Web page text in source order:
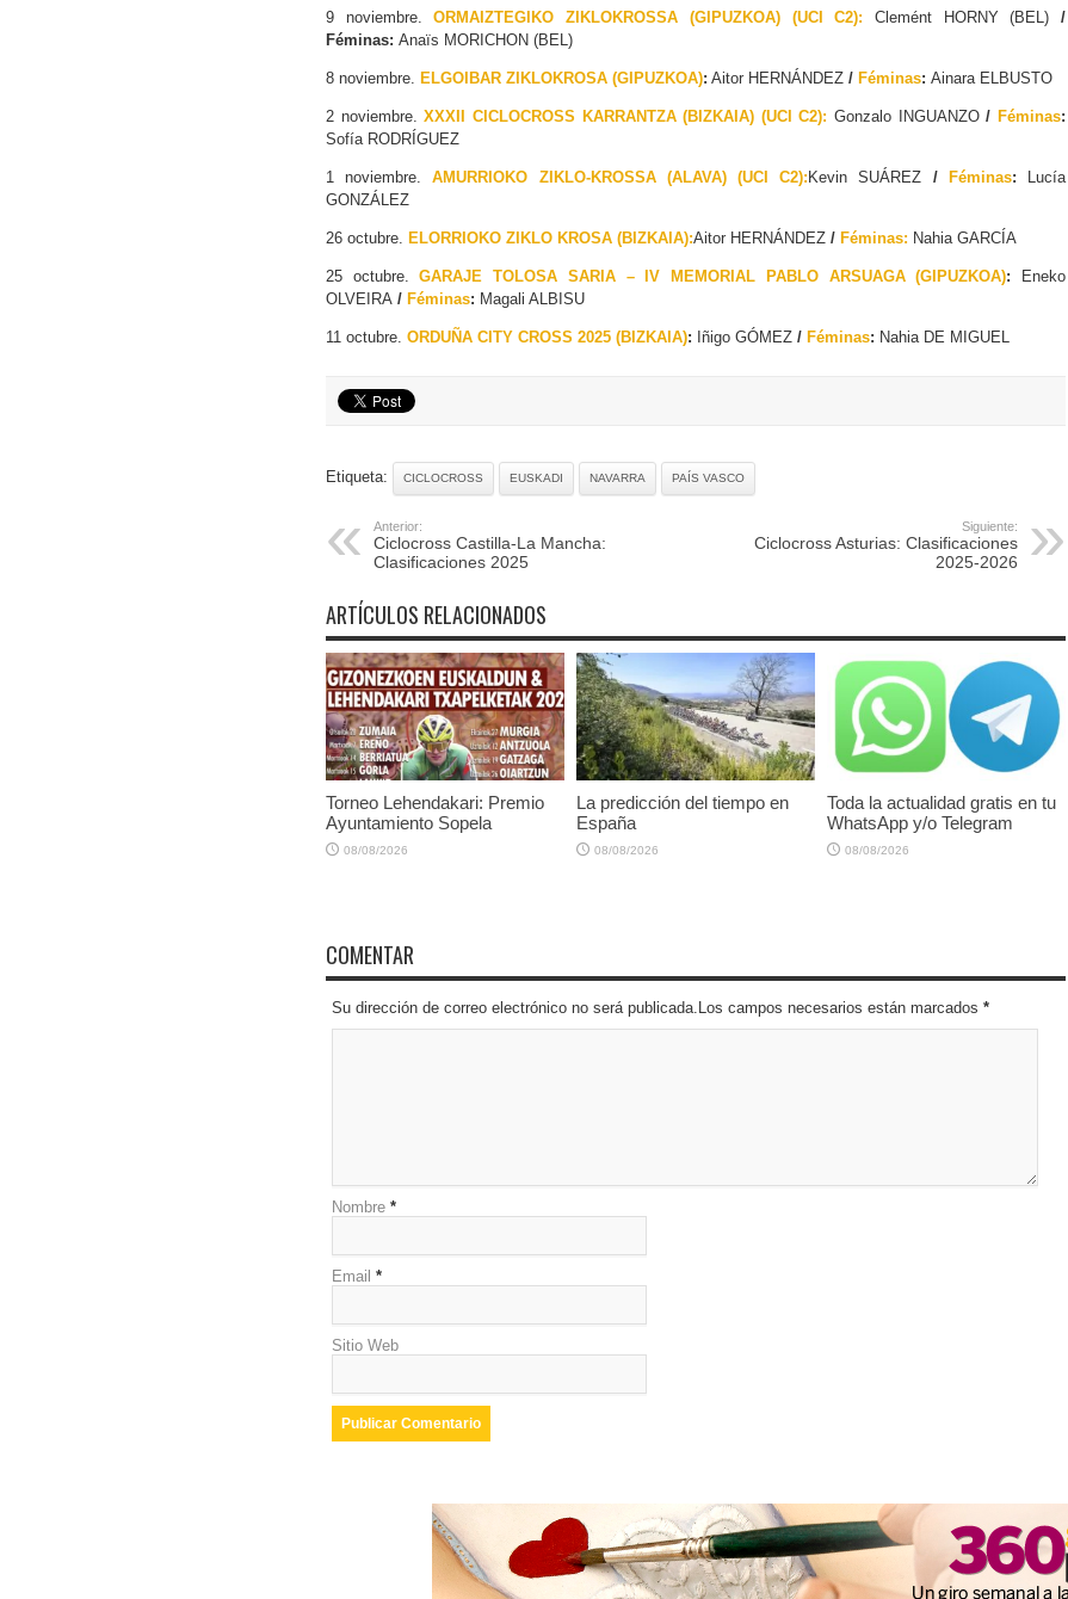
9 noviembre.ORMAIZTEGIKO ZIKLOKROSSA (GIPUZKOA) (UCI C2): Clemént HORNY (BEL) /
Féminas: Anaïs MORICHON (BEL)
8 noviembre. ELGOIBAR ZIKLOKROSA (GIPUZKOA): Aitor HERNÁNDEZ / Féminas: Ainara ELBUSTO
2 noviembre.XXXII CICLOCROSS KARRANTZA (BIZKAIA) (UCI C2): Gonzalo INGUANZO/ Féminas:
Sofía RODRÍGUEZ
1 noviembre.AMURRIOKO ZIKLO-KROSSA (ALAVA) (UCI C2): Kevin SUÁREZ / Féminas:
Lucía
GONZÁLEZ
26 octubre. ELORRIOKO ZIKLO KROSA (BIZKAIA):Aitor HERNÁNDEZ / Féminas: Nahia GARCÍA
25 octubre.GARAJE TOLOSA SARIA – IV MEMORIAL PABLO ARSUAGA (GIPUZKOA):
Eneko
OLVEIRA / Féminas: Magali ALBISU
11 octubre. ORDUÑA CITY CROSS 2025 (BIZKAIA): Iñigo GÓMEZ / Féminas: Nahia DE MIGUEL
Etiqueta: CICLOCROSS EUSKADI NAVARRA PAÍS VASCO
Anterior:
Ciclocross Castilla-La Mancha:
Clasificaciones 2025
Siguiente:
Ciclocross Asturias: Clasificaciones
2025-2026
ARTÍCULOS RELACIONADOS
Torneo Lehendakari: Premio
Ayuntamiento Sopela
08/08/2026
La predicción del tiempo en
España
08/08/2026
Toda la actualidad gratis en tu
WhatsApp y/o Telegram
08/08/2026
COMENTAR
Su dirección de correo electrónico no será publicada.Los campos necesarios están marcados *
Nombre *
Email *
Sitio Web